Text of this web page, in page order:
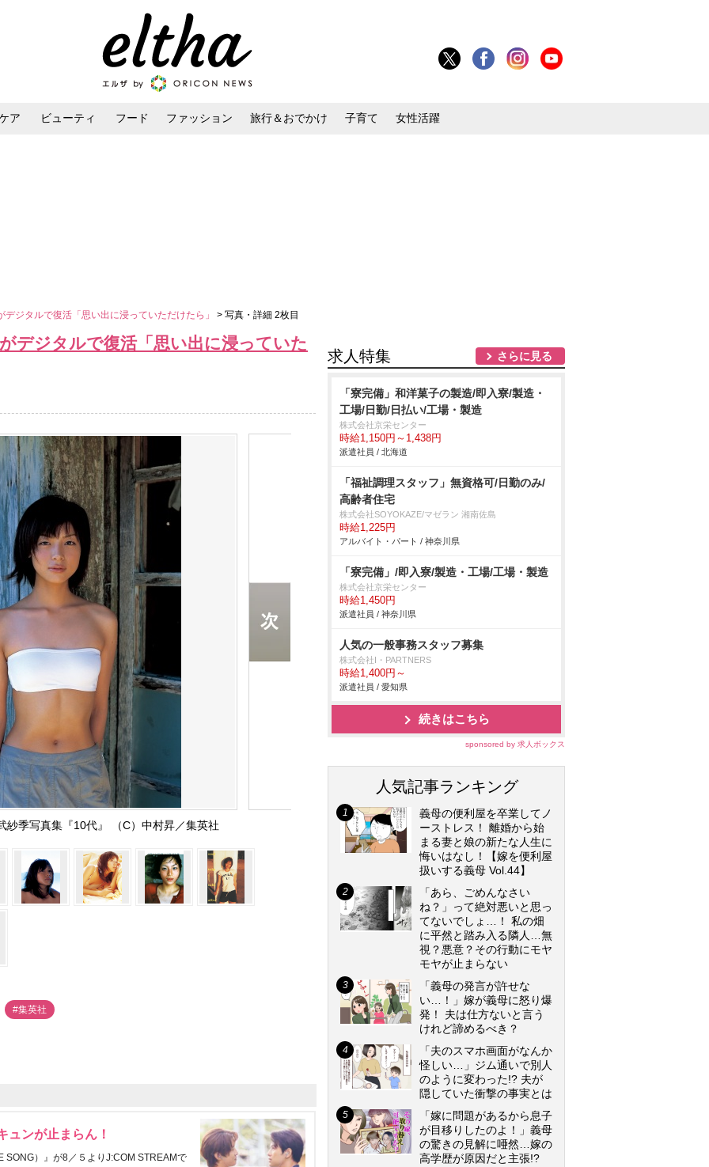
ア ビューティ フード ファッション 旅行＆おでかけ 子育て 女性活躍
ジタルで復活「思い出に浸っていただけたら」 > 写真・詳細 2枚目
デジタルで復活「思い出に浸っていた
紗季写真集『10代』 （C）中村昇／集英社
#集英社
ュンが止まらん！
SONG）』が8／５よりJ:COM STREAMで
求人特集 さらに見る
「寮完備」和洋菓子の製造/即入寮/製造・
工場/日勤/日払い/工場・製造
株式会社京栄センター
時給1,150円～1,438円
派遣社員 / 北海道
「福祉調理スタッフ」無資格可/日勤のみ/
高齢者住宅
株式会社SOYOKAZE/マゼラン 湘南佐島
時給1,225円
アルバイト・パート / 神奈川県
「寮完備」/即入寮/製造・工場/工場・製造
株式会社京栄センター
時給1,450円
派遣社員 / 神奈川県
人気の一般事務スタッフ募集
株式会社I・PARTNERS
時給1,400円～
派遣社員 / 愛知県
続きはこちら
sponsored by 求人ボックス
人気記事ランキング
義母の便利屋を卒業してノ
ーストレス！ 離婚から始
まる妻と娘の新たな人生に
悔いはなし！【嫁を便利屋
扱いする義母 Vol.44】
「あら、ごめんなさい
ね？」って絶対悪いと思っ
てないでしょ…！ 私の畑
に平然と踏み入る隣人…無
視？悪意？その行動にモヤ
モヤが止まらない
「義母の発言が許せな
い…！」嫁が義母に怒り爆
発！ 夫は仕方ないと言う
けれど諦めるべき？
「夫のスマホ画面がなんか
怪しい…」ジム通いで別人
のように変わった!? 夫が
隠していた衝撃の事実とは
「嫁に問題があるから息子
が目移りしたのよ！」義母
の驚きの見解に唖然…嫁の
高学歴が原因だと主張!?